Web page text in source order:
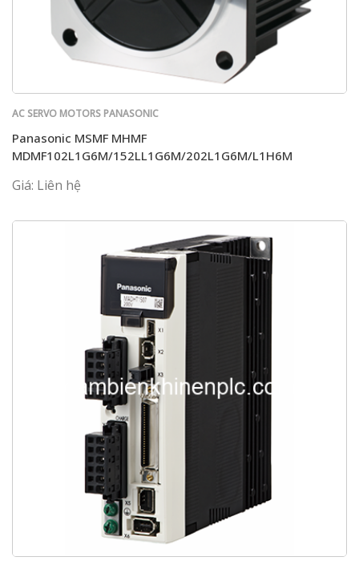
AC SERVO MOTORS PANASONIC
Panasonic MSMF MHMF
MDMF102L1G6M/152LL1G6M/202L1G6M/L1H6M
Giá: Liên hệ